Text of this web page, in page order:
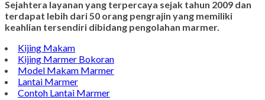
Sejahtera layanan yang terpercaya sejak tahun 2009 dan
terdapat lebih dari 50 orang pengrajin yang memiliki
keahlian tersendiri dibidang pengolahan marmer.
Kijing Makam
Kijing Marmer Bokoran
Model Makam Marmer
Lantai Marmer
Contoh Lantai Marmer